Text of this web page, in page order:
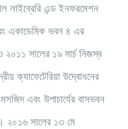
লাইব্রেরি এন্ড ইনফরমেশন
একাডেমিক ভবন ৪ এর
সালের ১৯ মার্চ নিজস্ব
ক্যাফেটেরিয়া উদ্বোধনের
এবং উপাচার্যের বাসভবন
২০১৬ সালের ১৩ মে